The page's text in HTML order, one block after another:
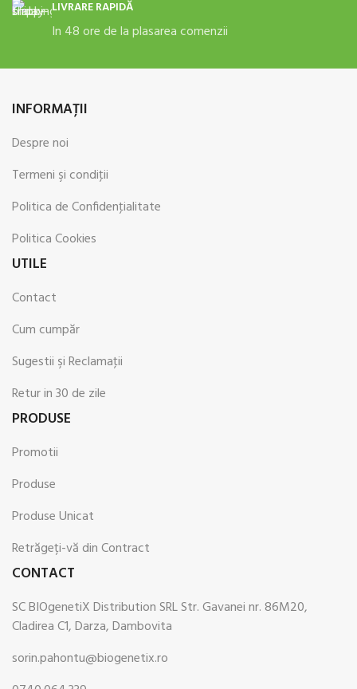
LIVRARE RAPIDĂ
In 48 ore de la plasarea comenzii
INFORMAŢII
Despre noi
Termeni şi condiţii
Politica de Confidenţialitate
Politica Cookies
UTILE
Contact
Cum cumpăr
Sugestii şi Reclamaţii
Retur in 30 de zile
PRODUSE
Promotii
Produse
Produse Unicat
Retrăgeți-vă din Contract
CONTACT
SC BIOgenetiX Distribution SRL Str. Gavanei nr. 86M20,
Cladirea C1, Darza, Dambovita
sorin.pahontu@biogenetix.ro